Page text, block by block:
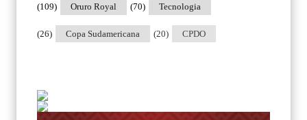
Oruro Royal
(109) Tecnologia
(70)
Copa Sudamericana
(26) CPDO
(20)